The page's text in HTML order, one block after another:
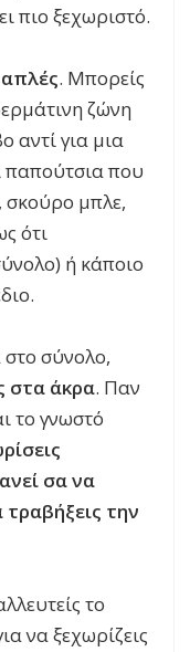
πιο ξεχωριστό.
απλές. Μπορείς
ζώνη
αντί για μια
παπούτσια που
σκούρο μπλε,
ότι
ή κάποιο
στο σύνολο,
στα άκρα. Παν
το γνωστό
σα να
την
το
να ξεχωρίζεις